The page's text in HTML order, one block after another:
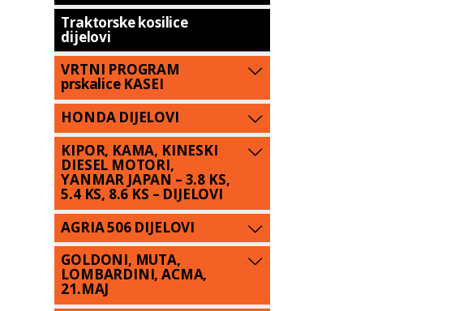
Traktorske kosilice
dijelovi
VRTNI PROGRAM
prskalice KASEI
HONDA DIJELOVI
KIPOR, KAMA, KINESKI
DIESEL MOTORI,
YANMAR JAPAN – 3.8 KS,
5.4 KS, 8.6 KS – DIJELOVI
AGRIA 506 DIJELOVI
GOLDONI, MUTA,
LOMBARDINI, ACMA,
21.MAJ